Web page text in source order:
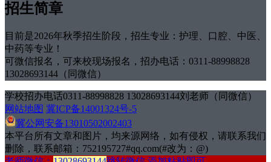
招生简章
目前是2026年秋季招生阶段，招生专业：护理、口腔、中医、
中药等专业！
可微信报名，可来校现场报名，招办电话：0311-88998828
13028693144（同微信）
学校招办电话0311-88998828 13028693144刘老师（同微信）
网站地图 冀ICP备14001324号-5
冀公网安备13010502002403
本平台所有文章和图片，均来源网络，如有侵权，请联系我们
删除，联系邮箱：752195727#qq.com(#改为：@)